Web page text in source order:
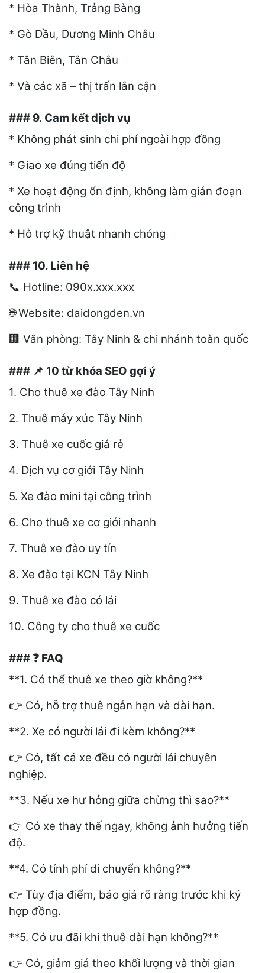
* Hòa Thành, Trảng Bàng
* Gò Dầu, Dương Minh Châu
* Tân Biên, Tân Châu
* Và các xã – thị trấn lân cận
### 9. Cam kết dịch vụ
* Không phát sinh chi phí ngoài hợp đồng
* Giao xe đúng tiến độ
* Xe hoạt động ổn định, không làm gián đoạn
công trình
* Hỗ trợ kỹ thuật nhanh chóng
### 10. Liên hệ
📞 Hotline: 090x.xxx.xxx
🌐Website: daidongden.vn
🏢 Văn phòng: Tây Ninh & chi nhánh toàn quốc
### 📌 10 từ khóa SEO gợi ý
1. Cho thuê xe đào Tây Ninh
2. Thuê máy xúc Tây Ninh
3. Thuê xe cuốc giá rẻ
4. Dịch vụ cơ giới Tây Ninh
5. Xe đào mini tại công trình
6. Cho thuê xe cơ giới nhanh
7. Thuê xe đào uy tín
8. Xe đào tại KCN Tây Ninh
9. Thuê xe đào có lái
10. Công ty cho thuê xe cuốc
### ❓ FAQ
**1. Có thể thuê xe theo giờ không?**
👉 Có, hỗ trợ thuê ngắn hạn và dài hạn.
**2. Xe có người lái đi kèm không?**
👉 Có, tất cả xe đều có người lái chuyên
nghiệp.
**3. Nếu xe hư hỏng giữa chừng thì sao?**
👉 Có xe thay thế ngay, không ảnh hưởng tiến
độ.
**4. Có tính phí di chuyển không?**
👉 Tùy địa điểm, báo giá rõ ràng trước khi ký
hợp đồng.
**5. Có ưu đãi khi thuê dài hạn không?**
👉 Có, giảm giá theo khối lượng và thời gian